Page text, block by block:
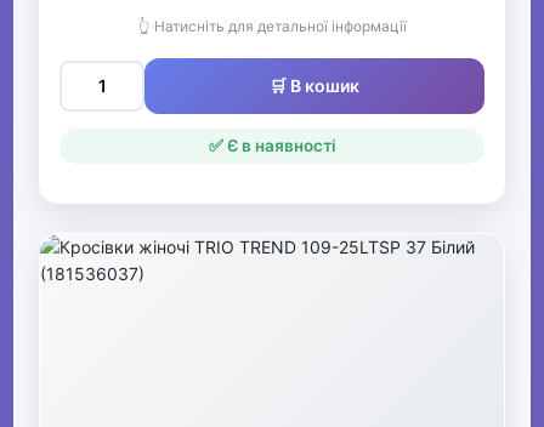
👆 Натисніть для детальної інформації
🛒 В кошик
✅ Є в наявності